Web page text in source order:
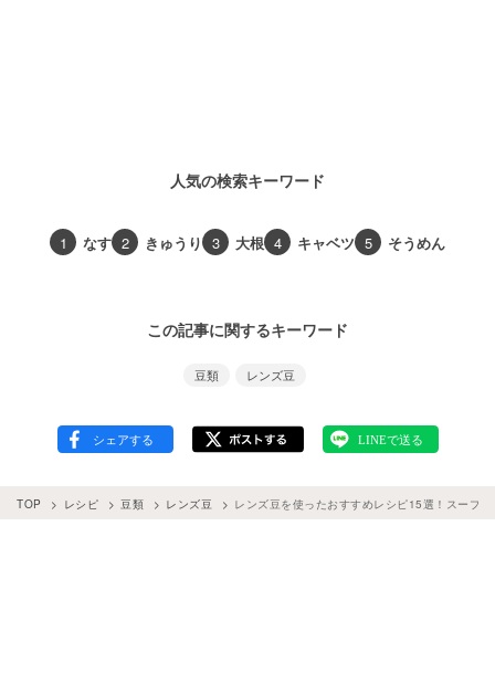
人気の検索キーワード
1 なす 2 きゅうり 3 大根 4 キャベツ 5 そうめん
この記事に関するキーワード
豆類 レンズ豆
TOP レシピ 豆類 レンズ豆 レンズ豆を使ったおすすめレシピ15選！スープ